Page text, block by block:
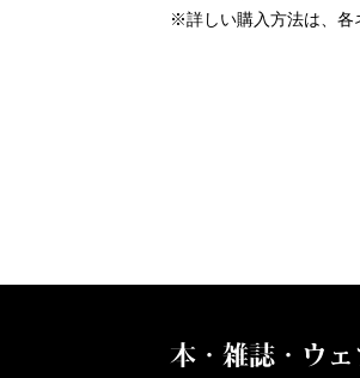
※詳しい購入方法は、各
本・雑誌・ウ